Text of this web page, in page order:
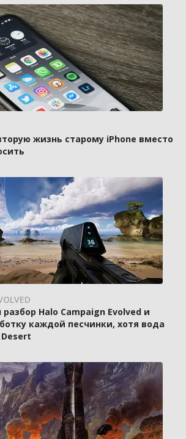
жизнь старому iPhone вместо
Halo Campaign Evolved и
каждой песчинки, хотя вода